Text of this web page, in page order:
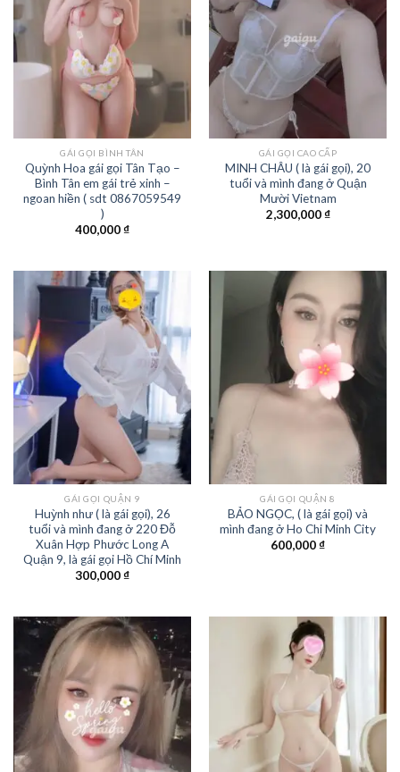
GÁI GỌI BÌNH TÂN
Quỳnh Hoa gái gọi Tân Tạo –
Bình Tân em gái trẻ xinh –
ngoan hiền ( sdt 0867059549
)
400,000₫
GÁI GỌI CAO CẤP
MINH CHÂU ( là gái gọi), 20
tuổi và mình đang ở Quận
Mười Vietnam
2,300,000₫
GÁI GỌI QUẬN 9
Huỳnh như ( là gái gọi), 26
tuổi và mình đang ở 220 Đỗ
Xuân Hợp Phước Long A
Quận 9, là gái gọi Hồ Chí Minh
300,000₫
GÁI GỌI QUẬN 8
BẢO NGỌC, ( là gái gọi) và
mình đang ở Ho Chi Minh City
600,000₫